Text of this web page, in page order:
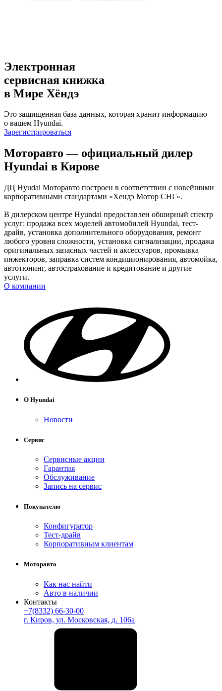
Электронная
сервисная книжка
в Мире Хёндэ
Это защищенная база данных, которая хранит информацию
о вашем Hyundai.
Зарегистрироваться
Моторавто — официальный дилер
Hyundai в Кирове
ДЦ Hyudai Моторавто построен в соответствии с новейшими
корпоративными стандартами «Хендэ Мотор СНГ».
В дилерском центре Hyundai предоставлен обширный спектр
услуг: продажа всех моделей автомобилей Hyundai, тест-
драйв, установка дополнительного оборудования, ремонт
любого уровня сложности, установка сигнализации, продажа
оригинальных запасных частей и аксессуаров, промывка
инжекторов, заправка систем кондиционирования, автомойка,
автотюнинг, автострахование и кредитование и другие
услуги.
О компании
О Hyundai
Новости
Сервис
Сервисные акции
Гарантия
Обслуживание
Запись на сервис
Покупателю
Конфигуратор
Тест-драйв
Корпоративным клиентам
Моторавто
Как нас найти
Авто в наличии
Контакты
+7(8332) 66-30-00
г. Киров, ул. Московская, д. 106а